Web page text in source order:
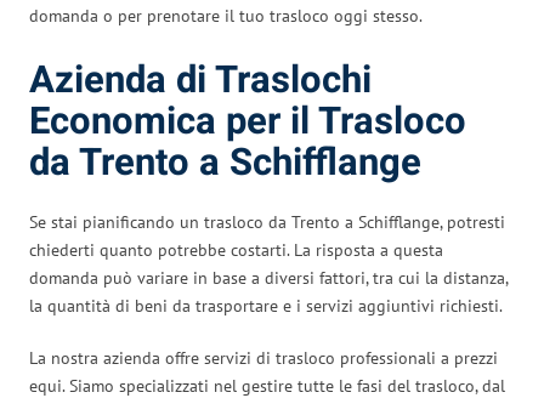
domanda o per prenotare il tuo trasloco oggi stesso.
Azienda di Traslochi
Economica per il Trasloco
da Trento a Schifflange
Se stai pianificando un trasloco da Trento a Schifflange, potresti
chiederti quanto potrebbe costarti. La risposta a questa
domanda può variare in base a diversi fattori, tra cui la distanza,
la quantità di beni da trasportare e i servizi aggiuntivi richiesti.
La nostra azienda offre servizi di trasloco professionali a prezzi
equi. Siamo specializzati nel gestire tutte le fasi del trasloco, dal